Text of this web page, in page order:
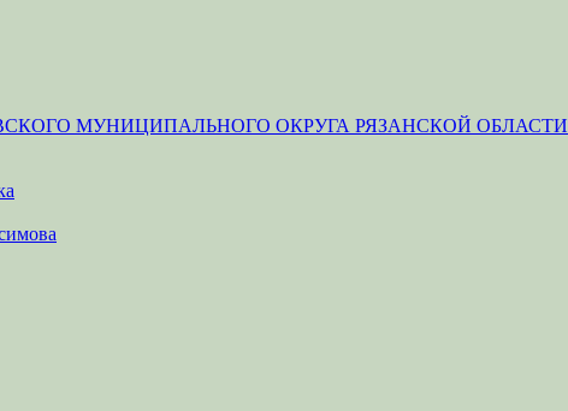
МУНИЦИПАЛЬНОГО ОКРУГА РЯЗАНСКОЙ ОБЛАСТИ